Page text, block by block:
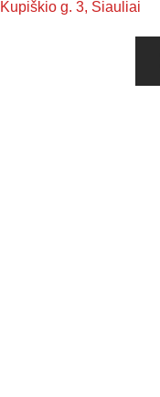
Kupiškio g. 3, Šiauliai